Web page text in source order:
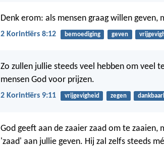
Denk erom: als mensen graag willen
2 Korintiërs 8:12 bemoediging geven
Zo zullen jullie steeds veel hebben om veel
mensen God voor prijzen.
2 Korintiërs 9:11 vrijgevigheid zegen
God geeft aan de zaaier zaad om te
'zaad' aan jullie geven. Hij zal zelfs steeds